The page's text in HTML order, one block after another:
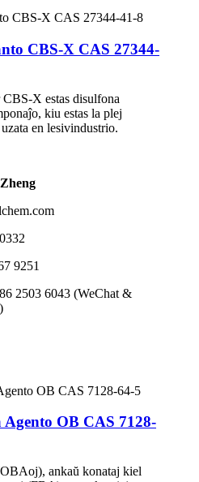
CBS-X CAS 27344-
X estas disulfona
kiu estas la plej
en lesivindustrio.
9251
2503 6043 (WeChat &
OB CAS 7128-
ankaŭ konataj kiel